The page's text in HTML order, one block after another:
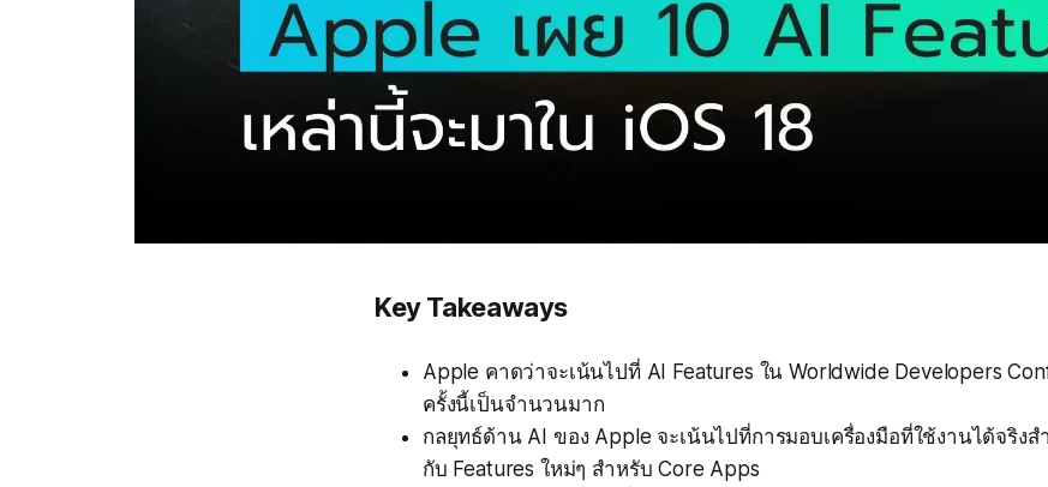
Key Takeaways
Apple คาดว่าจะเน้นไปที่ AI Features ใน Worldwide Developers
ครั้งนี้เป็นจำนวนมาก
กลยุทธ์ด้าน AI ของ Apple จะเน้นไปที่การมอบเครื่องมือที่ใช้งานได้จริง
กับ Features ใหม่ๆ สำหรับ Core Apps